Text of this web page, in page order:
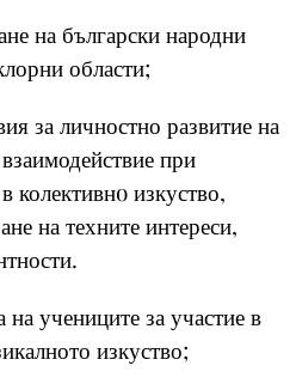
на български народни
области;
за личностно развитие на
при
колективнo изкуство,
на техните интереси,
на учениците за участие в
изкуство;